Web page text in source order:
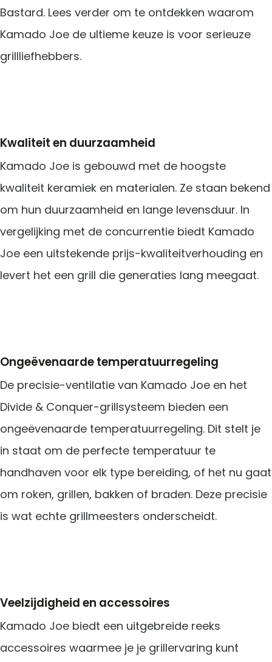
Bastard. Lees verder om te ontdekken waarom
Kamado Joe de ultieme keuze is voor serieuze
grillliefhebbers.
Kwaliteit en duurzaamheid
Kamado Joe is gebouwd met de hoogste
kwaliteit keramiek en materialen. Ze staan bekend
om hun duurzaamheid en lange levensduur. In
vergelijking met de concurrentie biedt Kamado
Joe een uitstekende prijs-kwaliteitverhouding en
levert het een grill die generaties lang meegaat.
Ongeëvenaarde temperatuurregeling
De precisie-ventilatie van Kamado Joe en het
Divide & Conquer-grillsysteem bieden een
ongeëvenaarde temperatuurregeling. Dit stelt je
in staat om de perfecte temperatuur te
handhaven voor elk type bereiding, of het nu gaat
om roken, grillen, bakken of braden. Deze precisie
is wat echte grillmeesters onderscheidt.
Veelzijdigheid en accessoires
Kamado Joe biedt een uitgebreide reeks
accessoires waarmee je je grillervaring kunt